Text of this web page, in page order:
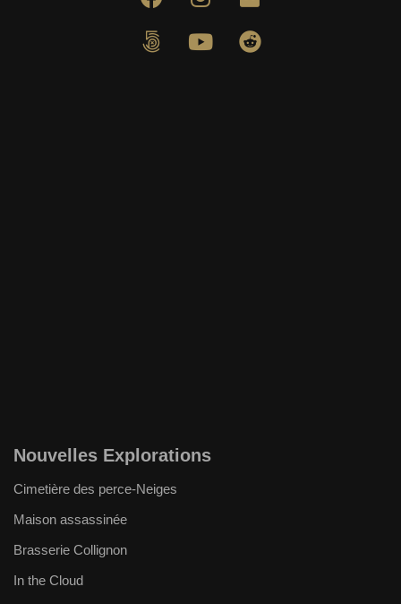
Nouvelles Explorations
Cimetière des perce-Neiges
Maison assassinée
Brasserie Collignon
In the Cloud